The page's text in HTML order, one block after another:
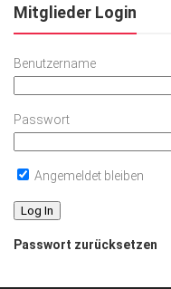
Mitglieder Login
Benutzername
Passwort
Angemeldet bleiben
Passwort zurücksetzen